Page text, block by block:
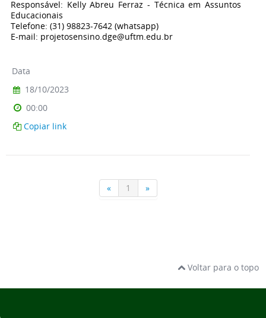
Voltar para o topo